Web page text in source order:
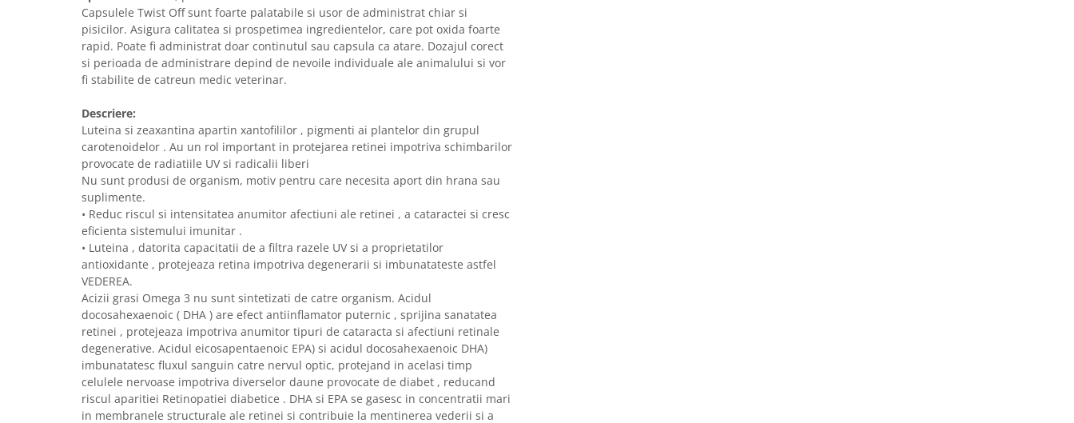
Sampoane si Balsamuri
Servetele Umede
Covorase absorbante
Curatare Ochi
Igiena Interior
Perii si descalcitoare caini
Solutii Atractante si repelente
Custi transport - Pisici
Lese, Hamuri si Zgarzi
Paturi, perne si cosuri pentru pisici
Capsulele Twist Off sunt foarte palatabile si usor de administrat chiar si
pisicilor. Asigura calitatea si prospetimea ingredientelor, care pot oxida foarte
rapid. Poate fi administrat doar continutul sau capsula ca atare. Dozajul corect
si perioada de administrare depind de nevoile individuale ale animalului si vor
fi stabilite de catreun medic veterinar.
Descriere:
Luteina si zeaxantina apartin xantofililor , pigmenti ai plantelor din grupul
carotenoidelor . Au un rol important in protejarea retinei impotriva schimbarilor
provocate de radiatiile UV si radicalii liberi
Nu sunt produsi de organism, motiv pentru care necesita aport din hrana sau
suplimente.
• Reduc riscul si intensitatea anumitor afectiuni ale retinei , a cataractei si cresc
eficienta sistemului imunitar .
• Luteina , datorita capacitatii de a filtra razele UV si a proprietatilor
antioxidante , protejeaza retina impotriva degenerarii si imbunatateste astfel
VEDEREA.
Acizii grasi Omega 3 nu sunt sintetizati de catre organism. Acidul
docosahexaenoic ( DHA ) are efect antiinflamator puternic , sprijina sanatatea
retinei , protejeaza impotriva anumitor tipuri de cataracta si afectiuni retinale
degenerative. Acidul eicosapentaenoic EPA) si acidul docosahexaenoic DHA)
imbunatatesc fluxul sanguin catre nervul optic, protejand in acelasi timp
celulele nervoase impotriva diverselor daune provocate de diabet , reducand
riscul aparitiei Retinopatiei diabetice . DHA si EPA se gasesc in concentratii mari
in membranele structurale ale retinei si contribuie la mentinerea vederii si a